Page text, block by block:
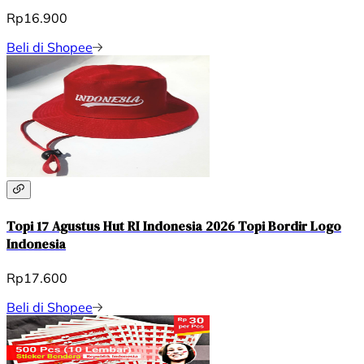
Rp16.900
Beli di Shopee
Topi 17 Agustus Hut RI Indonesia 2026 Topi Bordir Logo
Indonesia
Rp17.600
Beli di Shopee